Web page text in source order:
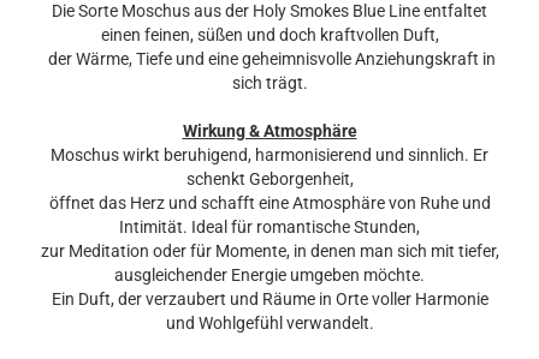
Die Sorte Moschusaus der Holy Smokes Blue Line entfaltet
einen feinen, süßen und doch kraftvollen Duft,
der Wärme, Tiefe und eine geheimnisvolle Anziehungskraft in
sich trägt.
Wirkung & Atmosphäre
Moschus wirkt beruhigend, harmonisierend und sinnlich. Er
schenkt Geborgenheit,
öffnet das Herz und schafft eine Atmosphäre von Ruhe und
Intimität. Ideal für romantische Stunden,
zur Meditation oder für Momente, in denen man sich mit tiefer,
ausgleichender Energie umgeben möchte.
Ein Duft, der verzaubert und Räume in Orte voller Harmonie
und Wohlgefühl verwandelt.